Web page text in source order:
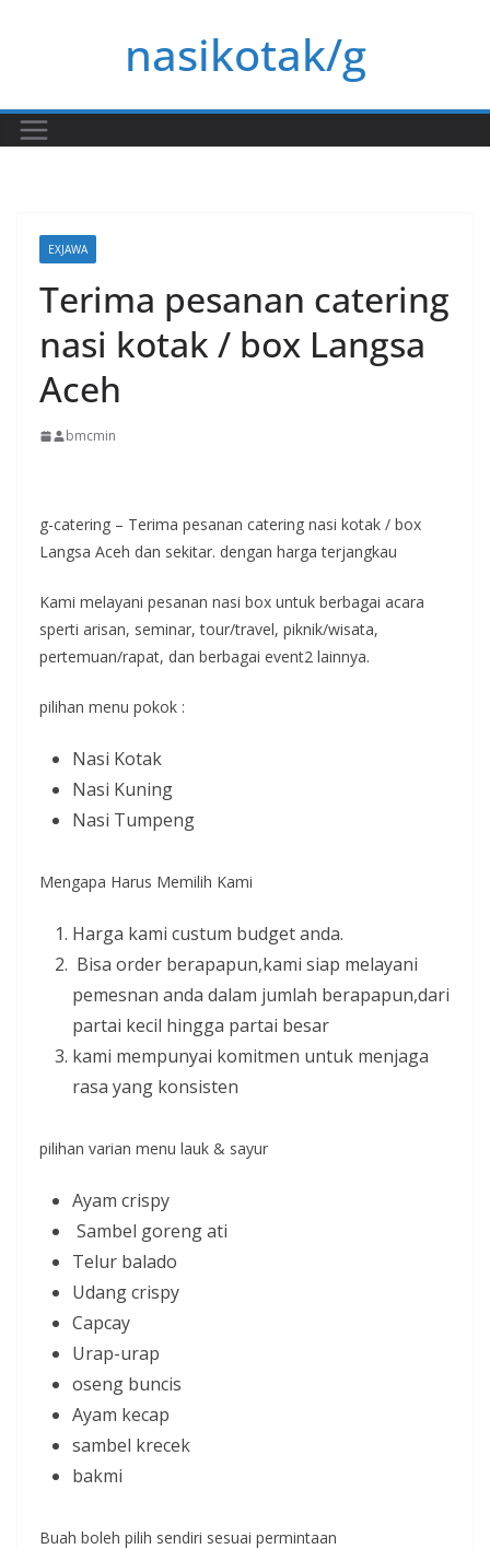
nasikotak/g
EXJAWA
Terima pesanan catering
nasi kotak / box Langsa
Aceh
bmcmin
g-catering – Terima pesanan catering nasi kotak / box
Langsa Aceh dan sekitar. dengan harga terjangkau
Kami melayani pesanan nasi box untuk berbagai acara
sperti arisan, seminar, tour/travel, piknik/wisata,
pertemuan/rapat, dan berbagai event2 lainnya.
pilihan menu pokok :
Nasi Kotak
Nasi Kuning
Nasi Tumpeng
Mengapa Harus Memilih Kami
Harga kami custum budget anda.
Bisa order berapapun,kami siap melayani
pemesnan anda dalam jumlah berapapun,dari
partai kecil hingga partai besar
kami mempunyai komitmen untuk menjaga
rasa yang konsisten
pilihan varian menu lauk & sayur
Ayam crispy
Sambel goreng ati
Telur balado
Udang crispy
Capcay
Urap-urap
oseng buncis
Ayam kecap
sambel krecek
bakmi
Buah boleh pilih sendiri sesuai permintaan